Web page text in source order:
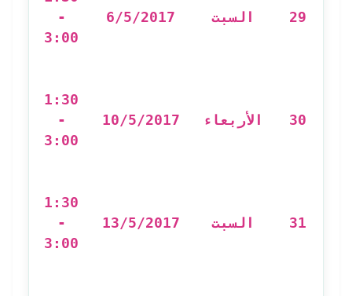
29 السبت 6/5/2017
-
3:00
30 الأربعاء 10/5/2017
1:30
-
3:00
31 السبت 13/5/2017
1:30
-
3:00